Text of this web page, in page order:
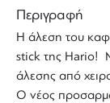
Περιγραφή
Η άλεση του
stick της Hario!
άλεσης από
Ο νέος